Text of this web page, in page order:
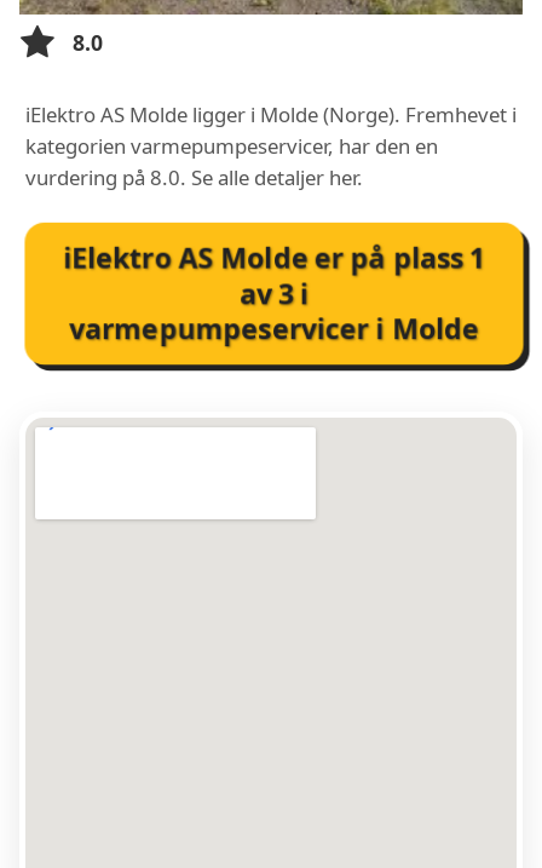
8.0
iElektro AS Molde ligger i Molde (Norge). Fremhevet i
kategorien varmepumpeservicer, har den en
vurdering på 8.0. Se alle detaljer her.
iElektro AS Moldeer på plass1
av3i
varmepumpeservicer i Molde